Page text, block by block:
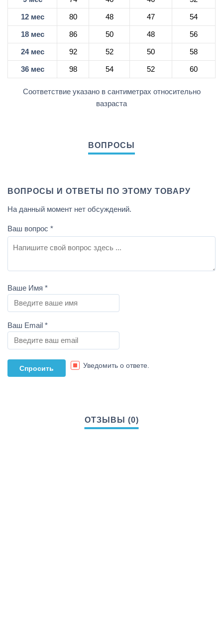
12 мес 80 48 47 54
18 мес 86 50 48 56
24 мес 92 52 50 58
36 мес 98 54 52 60
Соответствие указано в сантиметрах относительно
вазраста
ВОПРОСЫ И ОТВЕТЫ ПО ЭТОМУ ТОВАРУ
На данный момент нет обсуждений.
Ваш вопрос *
Ваше Имя *
Ваш Email *
Уведомить о ответе.